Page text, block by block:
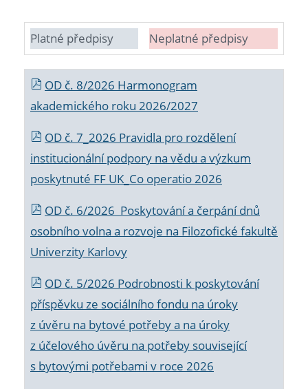
Platné předpisy Neplatné předpisy
OD č. 8/2026 Harmonogram
akademického roku 2026/2027
OD č. 7_2026 Pravidla pro rozdělení
institucionální podpory na vědu a výzkum
poskytnuté FF UK_Co operatio 2026
OD č. 6/2026 Poskytování a čerpání dnů
osobního volna a rozvoje na Filozofické fakultě
Univerzity Karlovy
OD č. 5/2026 Podrobnosti k poskytování
příspěvku ze sociálního fondu na úroky
z úvěru na bytové potřeby a na úroky
z účelového úvěru na potřeby související
s bytovými potřebami v roce 2026